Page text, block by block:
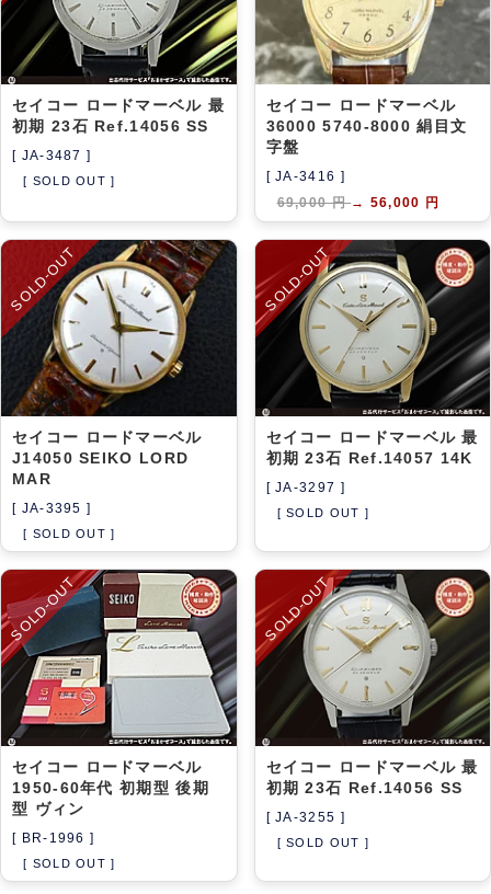
セイコー ロードマーベル 最
初期 23石 Ref.14056 SS
[ JA-3487 ]
[ SOLD OUT ]
セイコー ロードマーベル
36000 5740-8000 絹目文
字盤
[ JA-3416 ]
69,000 円→ 56,000 円
SOLD-OUT
セイコー ロードマーベル
J14050 SEIKO LORD
MAR
[ JA-3395 ]
[ SOLD OUT ]
SOLD-OUT
セイコー ロードマーベル 最
初期 23石 Ref.14057 14K
[ JA-3297 ]
[ SOLD OUT ]
SOLD-OUT
セイコー ロードマーベル
1950-60年代 初期型 後期
型 ヴィン
[ BR-1996 ]
[ SOLD OUT ]
SOLD-OUT
セイコー ロードマーベル 最
初期 23石 Ref.14056 SS
[ JA-3255 ]
[ SOLD OUT ]